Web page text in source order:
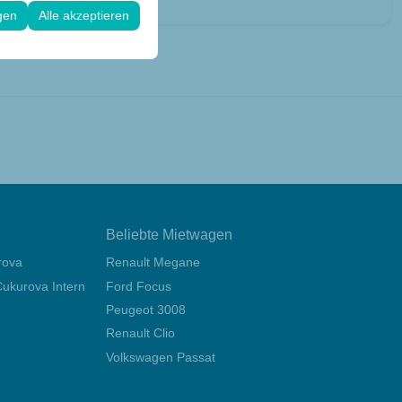
Alle akzeptieren
International Airport
Beliebte Mietwagen
Renault Megane
Ford Focus
Peugeot 3008
Renault Clio
Volkswagen Passat